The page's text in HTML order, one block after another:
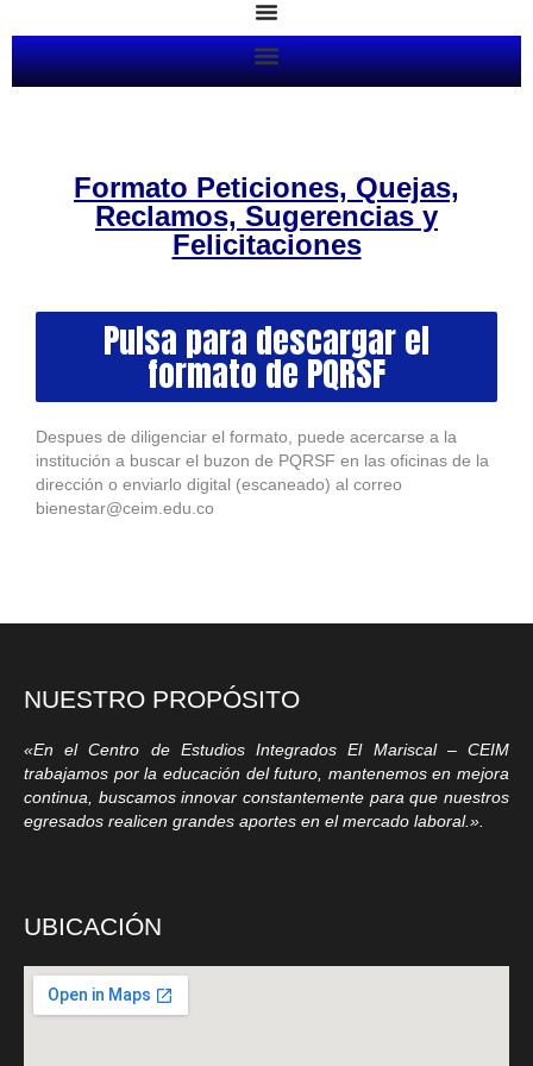
contenido
Formato Peticiones, Quejas,
Reclamos, Sugerencias y
Felicitaciones
Pulsa para descargar el
formato de PQRSF
Despues de diligenciar el formato, puede acercarse a la
institución a buscar el buzon de PQRSF en las oficinas de la
dirección o enviarlo digital (escaneado) al correo
bienestar@ceim.edu.co
NUESTRO PROPÓSITO
«En el Centro de Estudios Integrados El Mariscal – CEIM
trabajamos por la educación del futuro, mantenemos en mejora
continua, buscamos innovar constantemente para que nuestros
egresados realicen grandes aportes en el mercado laboral.».
UBICACIÓN